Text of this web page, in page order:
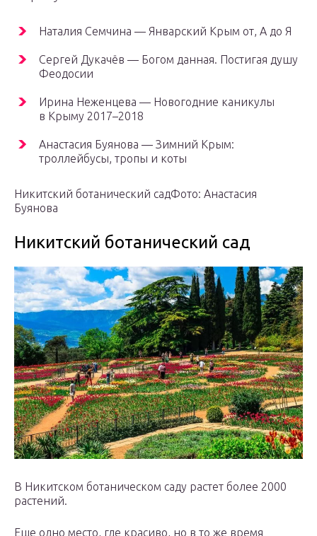
Наталия Семчина — Январский Крым от, А до Я
Сергей Дукачёв — Богом данная. Постигая душу
Феодосии
Ирина Неженцева — Новогодние каникулы
в Крыму 2017–2018
Анастасия Буянова — Зимний Крым:
троллейбусы, тропы и коты
Никитский ботанический садФото: Анастасия
Буянова
Никитский ботанический сад
В Никитском ботаническом саду растет более 2000
растений.
Еще одно место, где красиво, но в то же время